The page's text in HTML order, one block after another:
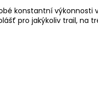
konstantní
pro jakýkoliv trail, na